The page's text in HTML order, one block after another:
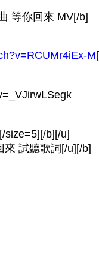
等你回來 MV[/b]
M
size=5][/b][/u]
來 試聽歌詞[/u][/b]